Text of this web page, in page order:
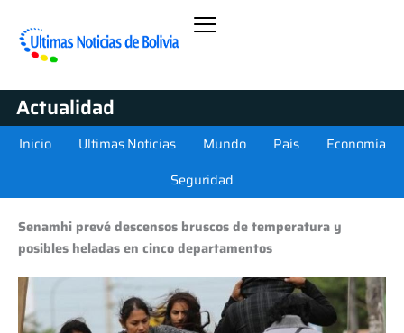
Actualidad
Inicio Ultimas Noticias Mundo País
Economía
Seguridad
Senamhi prevé descensos bruscos de temperatura y
posibles heladas en cinco departamentos